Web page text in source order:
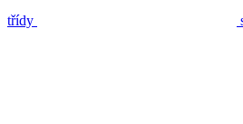
třídy